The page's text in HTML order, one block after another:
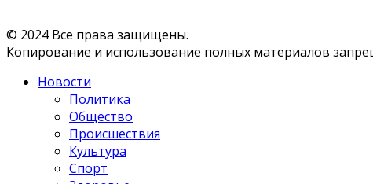
© 2024 Все права защищены.
Копирование и использование полных материалов
Новости
Политика
Общество
Происшествия
Культура
Спорт